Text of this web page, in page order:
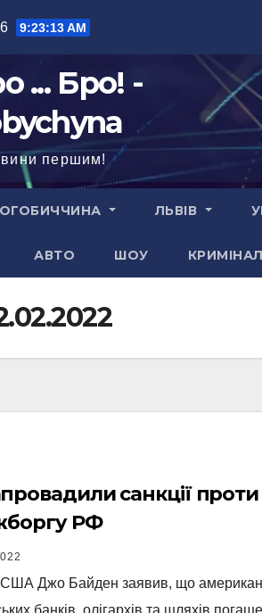
9:23:14 AM
... Бро! -
першим!
ЛЬВІВ
АВТО ШОУ КРИМІНАЛ
санкції проти
РФ
Джо Байден заявив, що
банків, олігархів та шляхів